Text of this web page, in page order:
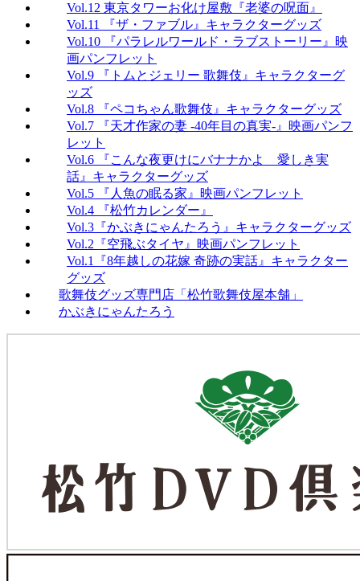
Vol.12 東京タワーお化け屋敷『老婆の呪面』
Vol.11 『ザ・ファブル』キャラクターグッズ
Vol.10 『パラレルワールド・ラブストーリー』映
画パンフレット
Vol.9 『トムとジェリー 歌舞伎』キャラクターグ
ッズ
Vol.8 『ペコちゃん歌舞伎』キャラクターグッズ
Vol.7 『天才作家の妻 -40年目の真実-』映画パンフ
レット
Vol.6 『こんな夜更けにバナナかよ 愛しき実
話』キャラクターグッズ
Vol.5 『人魚の眠る家』映画パンフレット
Vol.4 『松竹カレンダー』
Vol.3『かぶきにゃんたろう』キャラクターグッズ
Vol.2『空飛ぶタイヤ』映画パンフレット
Vol.1『8年越しの花嫁 奇跡の実話』キャラクター
グッズ
歌舞伎グッズ専門店「松竹歌舞伎屋本舗」
かぶきにゃんたろう